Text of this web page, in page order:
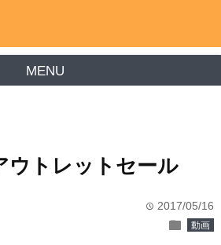
MENU
ウトレットセール
time 2017/05/16
folder 動画